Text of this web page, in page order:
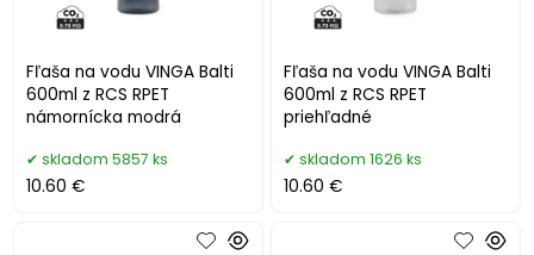
Fľaša na vodu VINGA Balti
600ml z RCS RPET
námornícka modrá
skladom 5857 ks
10.60 €
Fľaša na vodu VINGA Balti
600ml z RCS RPET
priehľadné
skladom 1626 ks
10.60 €